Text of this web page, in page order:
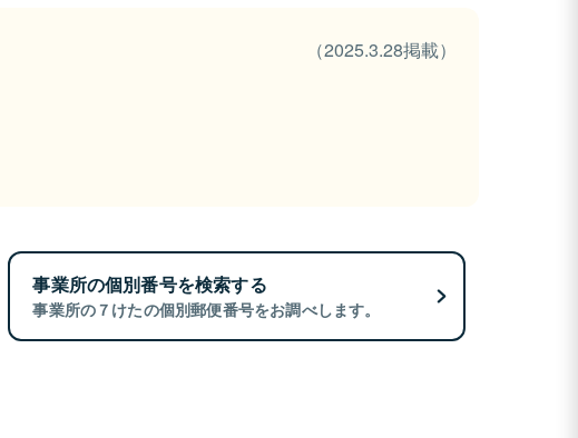
（2025.3.28掲載）
事業所の個別番号を検索する
事業所の７けたの個別郵便番号をお調べします。